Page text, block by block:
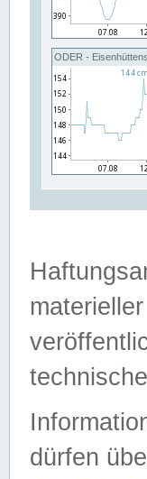
ODER -
dürfen